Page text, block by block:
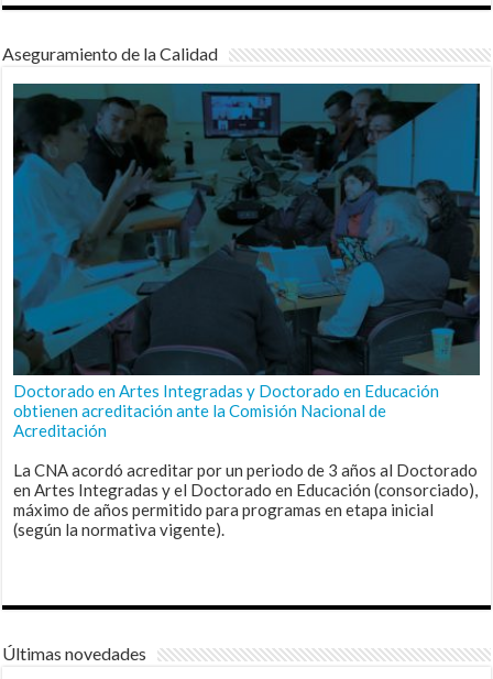
Aseguramiento de la Calidad
Doctorado en Artes Integradas y Doctorado en Educación
obtienen acreditación ante la Comisión Nacional de
Acreditación
La CNA acordó acreditar por un periodo de 3 años al Doctorado
en Artes Integradas y el Doctorado en Educación (consorciado),
máximo de años permitido para programas en etapa inicial
(según la normativa vigente).
Últimas novedades